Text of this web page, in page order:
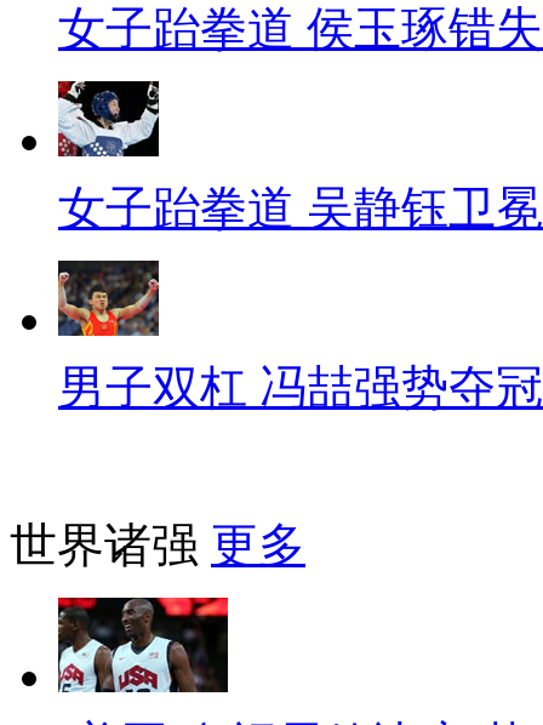
女子跆拳道 侯玉琢错
女子跆拳道 吴静钰卫冕
男子双杠 冯喆强势夺冠
世界诸强 更多